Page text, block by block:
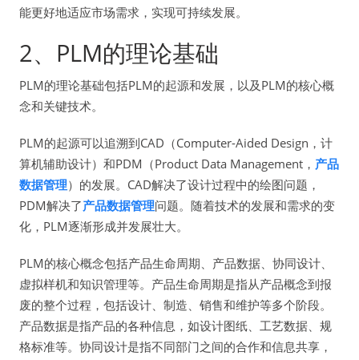
能更好地适应市场需求，实现可持续发展。
2、PLM的理论基础
PLM的理论基础包括PLM的起源和发展，以及PLM的核心概
念和关键技术。
PLM的起源可以追溯到CAD（Computer-Aided Design，计
算机辅助设计）和PDM（Product Data Management， 产品
数据管理）的发展。CAD解决了设计过程中的绘图问题，
PDM解决了产品数据管理问题。随着技术的发展和需求的变
化，PLM逐渐形成并发展壮大。
PLM的核心概念包括产品生命周期、产品数据、协同设计、
虚拟样机和知识管理等。产品生命周期是指从产品概念到报
废的整个过程，包括设计、制造、销售和维护等多个阶段。
产品数据是指产品的各种信息，如设计图纸、工艺数据、规
格标准等。协同设计是指不同部门之间的合作和信息共享，